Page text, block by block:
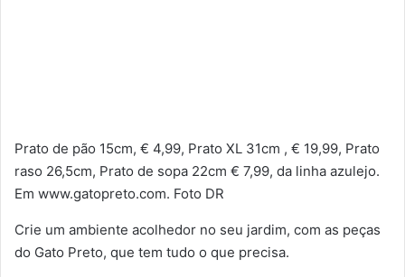
Prato de pão 15cm, € 4,99, Prato XL 31cm , € 19,99, Prato
raso 26,5cm, Prato de sopa 22cm € 7,99, da linha azulejo.
Em www.gatopreto.com. Foto DR
Crie um ambiente acolhedor no seu jardim, com as peças
do Gato Preto, que tem tudo o que precisa.